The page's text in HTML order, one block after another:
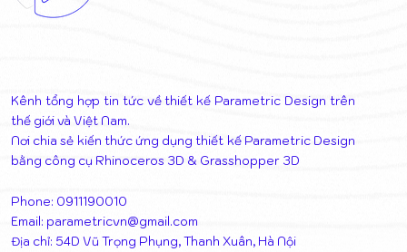
Kênh tổng hợp tin tức về thiết kế Parametric Design trên
thế giới và Việt Nam.
Nơi chia sẻ kiến thức ứng dụng thiết kế Parametric Design
bằng công cụ Rhinoceros 3D & Grasshopper 3D
Phone: 0911190010
Email: parametricvn@gmail.com
Địa chỉ: 54D Vũ Trọng Phụng, Thanh Xuân, Hà Nội